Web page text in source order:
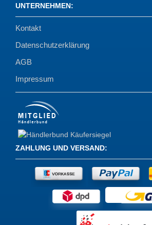
UNTERNEHMEN:
Kontakt
Datenschutzerklärung
AGB
Impressum
ZAHLUNG UND VERSAND: